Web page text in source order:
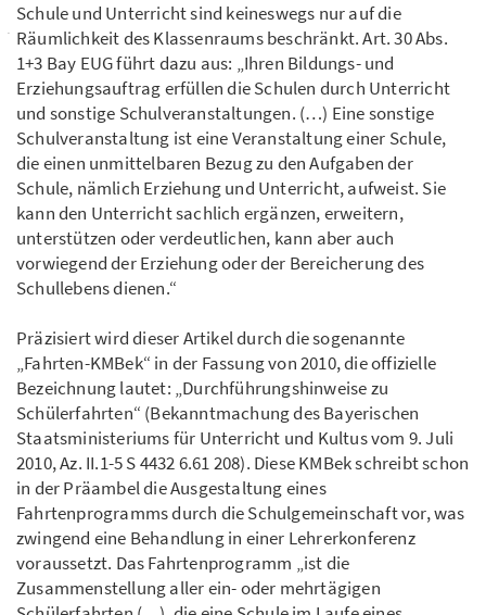
Schule und Unterricht sind keineswegs nur auf die
Räumlichkeit des Klassenraums beschränkt. Art. 30 Abs.
1+3 Bay EUG führt dazu aus: „Ihren Bildungs- und
Erziehungsauftrag erfüllen die Schulen durch Unterricht
und sonstige Schulveranstaltungen. (…) Eine sonstige
Schulveranstaltung ist eine Veranstaltung einer Schule,
die einen unmittelbaren Bezug zu den Aufgaben der
Schule, nämlich Erziehung und Unterricht, aufweist. Sie
kann den Unterricht sachlich ergänzen, erweitern,
unterstützen oder verdeutlichen, kann aber auch
vorwiegend der Erziehung oder der Bereicherung des
Schullebens dienen.“
Präzisiert wird dieser Artikel durch die sogenannte
„Fahrten-KMBek“ in der Fassung von 2010, die offizielle
Bezeichnung lautet: „Durchführungshinweise zu
Schülerfahrten“ (Bekanntmachung des Bayerischen
Staatsministeriums für Unterricht und Kultus vom 9. Juli
2010, Az. II.1-5 S 4432 6.61 208). Diese KMBek schreibt schon
in der Präambel die Ausgestaltung eines
Fahrtenprogramms durch die Schulgemeinschaft vor, was
zwingend eine Behandlung in einer Lehrerkonferenz
voraussetzt. Das Fahrtenprogramm „ist die
Zusammenstellung aller ein- oder mehrtägigen